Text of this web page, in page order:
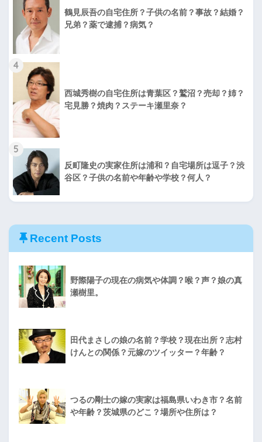
鶴見辰吾の自宅住所？子供の名前？事故？結婚？
兄弟？薬で逮捕？病気？
4
西城秀樹の自宅住所は青葉区？鷲沼？売却？姉？
宅見勝？焼肉？ステーキ瀬里奈？
5
反町隆史の実家住所は浦和？自宅場所は逗子？渋
谷区？子供の名前や年齢や学校？何人？
Recent Posts
野際陽子の現在の病気や体調？喉？声？娘の真
瀬樹里。
田代まさしの娘の名前？学校？現在出所？志村
けんとの関係？元嫁のツイッター？年齢？
つるの剛士の嫁の実家は福島県いわき市？名前
や年齢？茨城県のどこ？場所や住所は？